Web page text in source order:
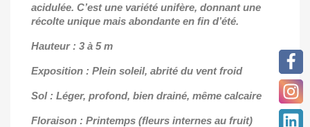
acidulée. C’est une variété unifère, donnant une
récolte unique mais abondante en fin d’été.
Hauteur : 3 à 5 m
Exposition : Plein soleil, abrité du vent froid
Sol : Léger, profond, bien drainé, même calcaire
Floraison : Printemps (fleurs internes au fruit)